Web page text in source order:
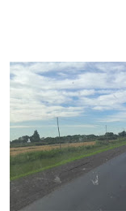
INTERÉS GENERAL